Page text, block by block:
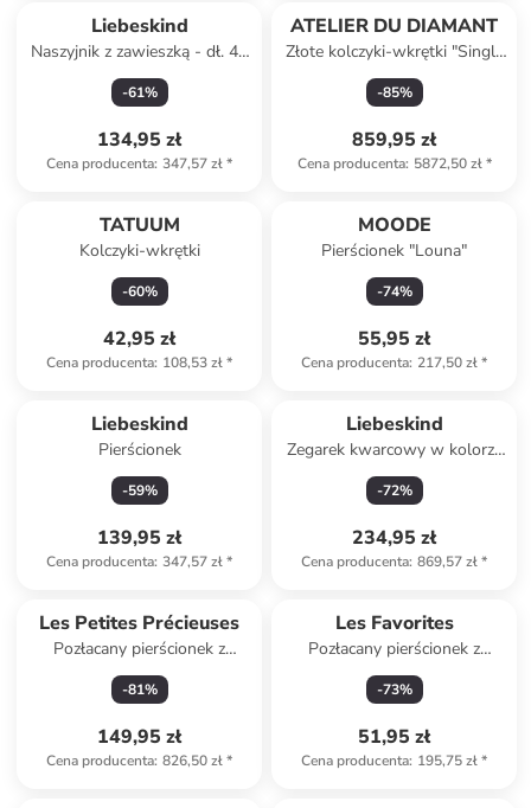
Liebeskind
Naszyjnik z zawieszką - dł. 45
cm
-61%
134,95 zł
Cena producenta: 347,57 zł*
ATELIER DU DIAMANT
Złote kolczyki-wkrętki "Single
Diamond 0,20" z diamentami
-85%
859,95 zł
Cena producenta: 5872,50 zł*
TATUUM
Kolczyki-wkrętki
-60%
42,95 zł
Cena producenta: 108,53 zł*
MOODE
Pierścionek "Louna"
-74%
55,95 zł
Cena producenta: 217,50 zł*
Liebeskind
Pierścionek
-59%
139,95 zł
Cena producenta: 347,57 zł*
Liebeskind
Zegarek kwarcowy w kolorze
złoto-czarnym
-72%
234,95 zł
Cena producenta: 869,57 zł*
Les Petites Précieuses
Pozłacany pierścionek z
różowym kwarcem
-81%
149,95 zł
Cena producenta: 826,50 zł*
Les Favorites
Pozłacany pierścionek z
cyrkoniami
-73%
51,95 zł
Cena producenta: 195,75 zł*